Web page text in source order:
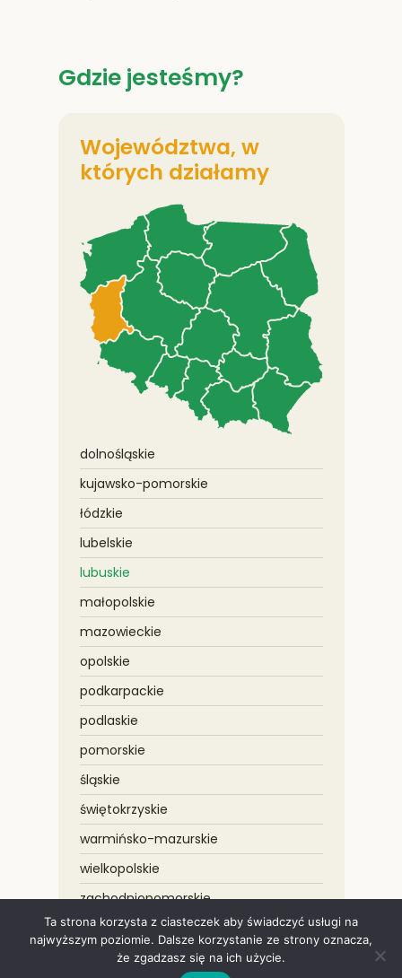
Gdzie jesteśmy?
Województwa, w
których działamy
dolnośląskie
kujawsko-pomorskie
łódzkie
lubelskie
lubuskie
małopolskie
mazowieckie
opolskie
podkarpackie
podlaskie
pomorskie
śląskie
świętokrzyskie
warmińsko-mazurskie
wielkopolskie
zachodniopomorskie
Copyright © 2021 Wycinka drzew – LOGAR
Ta strona korzysta z ciasteczek aby świadczyć usługi na
najwyższym poziomie. Dalsze korzystanie ze strony oznacza,
że zgadzasz się na ich użycie.